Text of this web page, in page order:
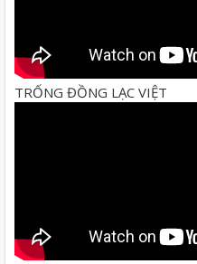
TRỐNG ĐỒNG LẠC VIỆT